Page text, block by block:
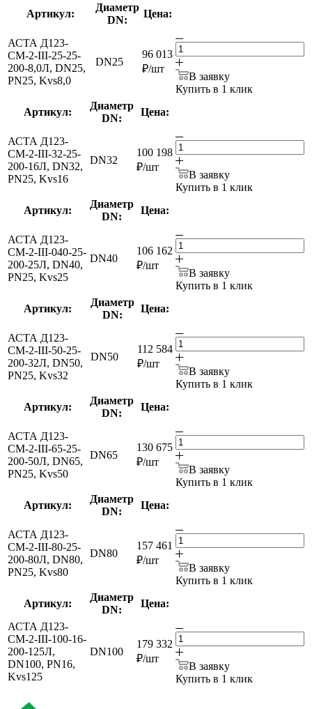
Артикул:
Диаметр
DN:
Цена:
АСТА Д123-
СМ-2-III-25-25-
200-8,0Л, DN25,
PN25, Kvs8,0
DN25
96 013
₽/шт
В заявку
Купить в 1 клик
Артикул:
Диаметр
DN:
Цена:
АСТА Д123-
СМ-2-III-32-25-
200-16Л, DN32,
PN25, Kvs16
DN32
100 198
₽/шт
В заявку
Купить в 1 клик
Артикул:
Диаметр
DN:
Цена:
АСТА Д123-
СМ-2-III-040-25-
200-25Л, DN40,
PN25, Kvs25
DN40
106 162
₽/шт
В заявку
Купить в 1 клик
Артикул:
Диаметр
DN:
Цена:
АСТА Д123-
СМ-2-III-50-25-
200-32Л, DN50,
PN25, Kvs32
DN50
112 584
₽/шт
В заявку
Купить в 1 клик
Артикул:
Диаметр
DN:
Цена:
АСТА Д123-
СМ-2-III-65-25-
200-50Л, DN65,
PN25, Kvs50
DN65
130 675
₽/шт
В заявку
Купить в 1 клик
Артикул:
Диаметр
DN:
Цена:
АСТА Д123-
СМ-2-III-80-25-
200-80Л, DN80,
PN25, Kvs80
DN80
157 461
₽/шт
В заявку
Купить в 1 клик
Артикул:
Диаметр
DN:
Цена:
АСТА Д123-
СМ-2-III-100-16-
200-125Л,
DN100, PN16,
Kvs125
DN100
179 332
₽/шт
В заявку
Купить в 1 клик